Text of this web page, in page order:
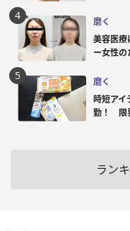
磨く
美容医
ー女性の
磨く
時短アイ
勤！ 限
ラン